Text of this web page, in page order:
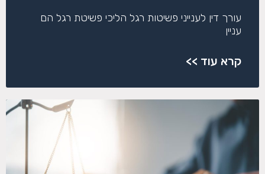
עורך דין לענייני פשיטות רגל הליכי פשיטת רגל הם
עניין
קרא עוד >>